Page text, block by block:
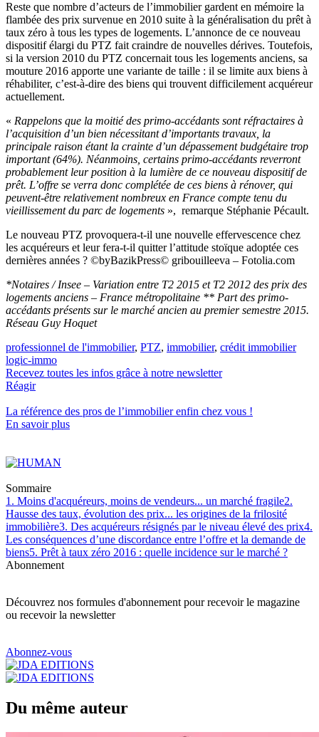
Reste que nombre d’acteurs de l’immobilier gardent en mémoire la
flambée des prix survenue en 2010 suite à la généralisation du prêt à
taux zéro à tous les types de logements. L’annonce de ce nouveau
dispositif élargi du PTZ fait craindre de nouvelles dérives. Toutefois,
si la version 2010 du PTZ concernait tous les logements anciens, sa
mouture 2016 apporte une variante de taille : il se limite aux biens à
réhabiliter, c’est-à-dire des biens qui trouvent difficilement acquéreur
actuellement.
« Rappelons que la moitié des primo-accédants sont réfractaires à
l’acquisition d’un bien nécessitant d’importants travaux, la
principale raison étant la crainte d’un dépassement budgétaire trop
important (64%). Néanmoins, certains primo-accédants reverront
probablement leur position à la lumière de ce nouveau dispositif de
prêt. L’offre se verra donc complétée de ces biens à rénover, qui
peuvent-être relativement nombreux en France compte tenu du
vieillissement du parc de logements », remarque Stéphanie Pécault.
Le nouveau PTZ provoquera-t-il une nouvelle effervescence chez
les acquéreurs et leur fera-t-il quitter l’attitude stoïque adoptée ces
dernières années ? ©byBazikPress© gribouilleeva – Fotolia.com
*Notaires / Insee – Variation entre T2 2015 et T2 2012 des prix des
logements anciens – France métropolitaine ** Part des primo-
accédants présents sur le marché ancien au premier semestre 2015.
Réseau Guy Hoquet
professionnel de l'immobilier, PTZ, immobilier, crédit immobilier
logic-immo
Recevez toutes les infos grâce à notre newsletter
Réagir
La référence des pros de l’immobilierenfin chez vous !
En savoir plus
Sommaire
1. Moins d'acquéreurs, moins de vendeurs... un marché fragile2.
Hausse des taux, évolution des prix... les origines de la frilosité
immobilière3. Des acquéreurs résignés par le niveau élevé des prix4.
Les conséquences d’une discordance entre l’offre et la demande de
biens5. Prêt à taux zéro 2016 : quelle incidence sur le marché ?
Abonnement
Découvrez nos formules d'abonnement pour recevoir le magazine
ou recevoir la newsletter
Abonnez-vous
Du même auteur